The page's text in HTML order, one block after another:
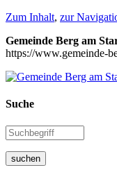
Zum Inhalt, zur
Gemeinde Berg am
https://www.gemeinde-
Suche
suchen